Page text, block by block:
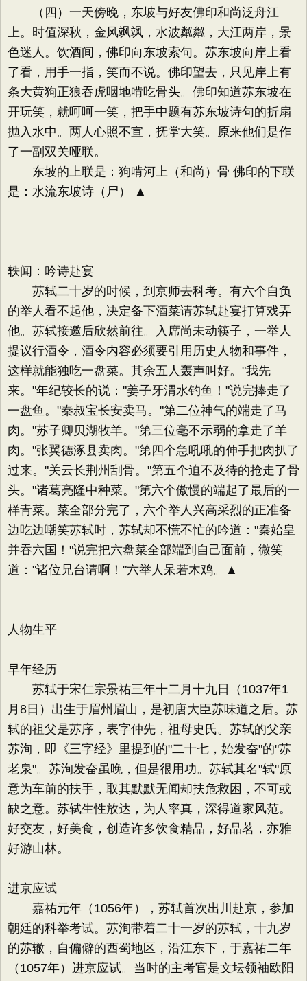
（四）一天傍晚，东坡与好友佛印和尚泛舟江
上。时值深秋，金风飒飒，水波粼粼，大江两岸，景
色迷人。饮酒间，佛印向东坡索句。苏东坡向岸上看
了看，用手一指，笑而不说。佛印望去，只见岸上有
条大黄狗正狼吞虎咽地啃吃骨头。佛印知道苏东坡在
开玩笑，就呵呵一笑，把手中题有苏东坡诗句的折扇
抛入水中。两人心照不宣，抚掌大笑。原来他们是作
了一副双关哑联。
东坡的上联是：狗啃河上（和尚）骨 佛印的下联
是：水流东坡诗（尸） ▲
轶闻：吟诗赴宴
苏轼二十岁的时候，到京师去科考。有六个自负
的举人看不起他，决定备下酒菜请苏轼赴宴打算戏弄
他。苏轼接邀后欣然前往。入席尚未动筷子，一举人
提议行酒令，酒令内容必须要引用历史人物和事件，
这样就能独吃一盘菜。其余五人轰声叫好。"我先
来。"年纪较长的说："姜子牙渭水钓鱼！"说完捧走了
一盘鱼。"秦叔宝长安卖马。"第二位神气的端走了马
肉。"苏子卿贝湖牧羊。"第三位毫不示弱的拿走了羊
肉。"张翼德涿县卖肉。"第四个急吼吼的伸手把肉扒了
过来。"关云长荆州刮骨。"第五个迫不及待的抢走了骨
头。"诸葛亮隆中种菜。"第六个傲慢的端起了最后的一
样青菜。菜全部分完了，六个举人兴高采烈的正准备
边吃边嘲笑苏轼时，苏轼却不慌不忙的吟道："秦始皇
并吞六国！"说完把六盘菜全部端到自己面前，微笑
道："诸位兄台请啊！"六举人呆若木鸡。▲
人物生平
早年经历
苏轼于宋仁宗景祐三年十二月十九日（1037年1
月8日）出生于眉州眉山，是初唐大臣苏味道之后。苏
轼的祖父是苏序，表字仲先，祖母史氏。苏轼的父亲
苏洵，即《三字经》里提到的"二十七，始发奋"的"苏
老泉"。苏洵发奋虽晚，但是很用功。苏轼其名"轼"原
意为车前的扶手，取其默默无闻却扶危救困，不可或
缺之意。苏轼生性放达，为人率真，深得道家风范。
好交友，好美食，创造许多饮食精品，好品茗，亦雅
好游山林。
进京应试
嘉祐元年（1056年），苏轼首次出川赴京，参加
朝廷的科举考试。苏洵带着二十一岁的苏轼，十九岁
的苏辙，自偏僻的西蜀地区，沿江东下，于嘉祐二年
（1057年）进京应试。当时的主考官是文坛领袖欧阳